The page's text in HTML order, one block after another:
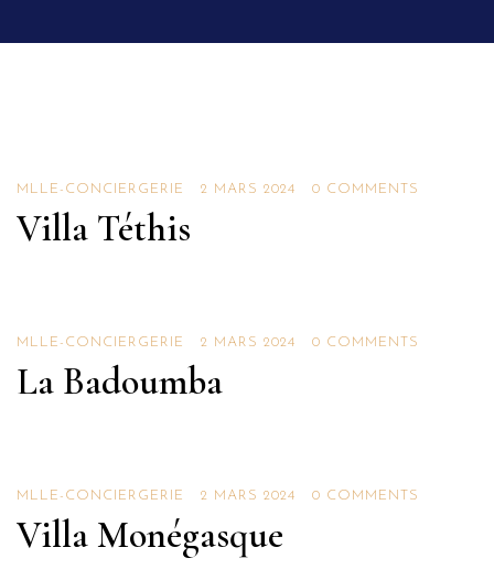
Villas
MLLE-CONCIERGERIE 2 MARS 2024 0 COMMENTS
Villa Téthis
Villas
MLLE-CONCIERGERIE 2 MARS 2024 0 COMMENTS
La Badoumba
Villas
MLLE-CONCIERGERIE 2 MARS 2024 0 COMMENTS
Villa Monégasque